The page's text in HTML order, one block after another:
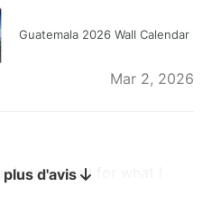
Guatemala 2026 Wall Calendar
Mar 2, 2026
is too small for what I
d'avis